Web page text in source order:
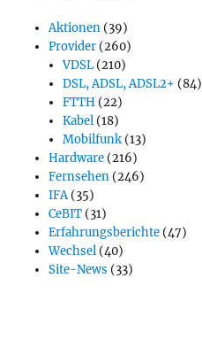
Aktionen (39)
Provider (260)
VDSL (210)
DSL, ADSL, ADSL2+ (84)
FTTH (22)
Kabel (18)
Mobilfunk (13)
Hardware (216)
Fernsehen (246)
IFA(35)
CeBIT (31)
Erfahrungsberichte (47)
Wechsel (40)
Site-News (33)